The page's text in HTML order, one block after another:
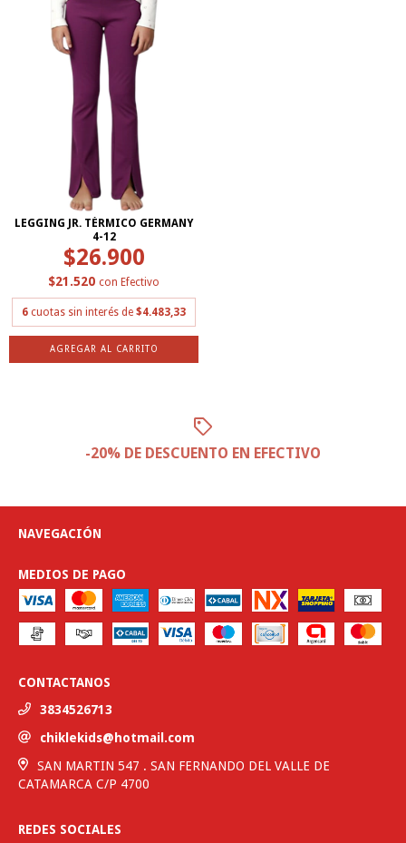
LEGGING JR. TÉRMICO GERMANY
4-12
$26.900
$21.520 con Efectivo
6 cuotas sin interés de $4.483,33
AGREGAR AL CARRITO
-20% DE DESCUENTO EN EFECTIVO
NAVEGACIÓN
MEDIOS DE PAGO
CONTACTANOS
3834526713
chiklekids@hotmail.com
SAN MARTIN 547 . SAN FERNANDO DEL VALLE DE
CATAMARCA C/P 4700
REDES SOCIALES